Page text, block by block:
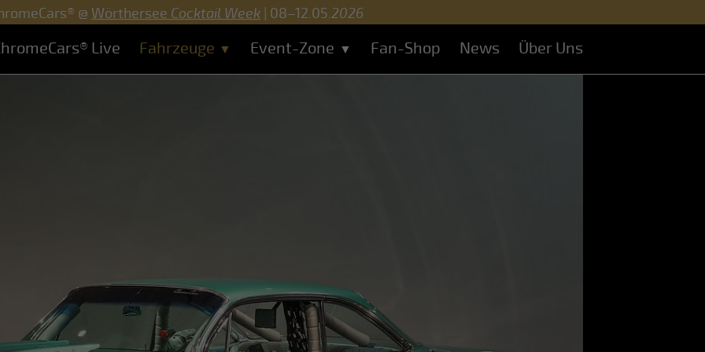
@ Wörthersee Cocktail Week | 08–12.05.2026
Live Fahrzeuge Event-Zone Fan-Shop News Über Uns